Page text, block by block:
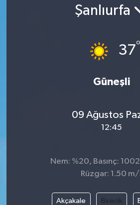
Şanlıurfa
37°
Güneşli
09 Ağustos
12:45
Nem: %20, Basınç:
Rüzgar: 1.50
Akçakale Birecik